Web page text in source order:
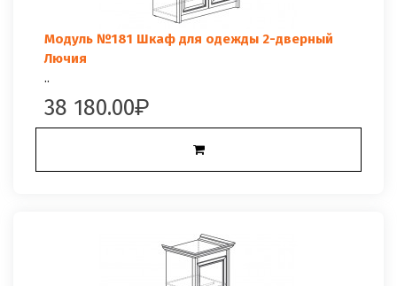
Модуль №181 Шкаф для одежды 2-дверный
Лючия
..
38 180.00